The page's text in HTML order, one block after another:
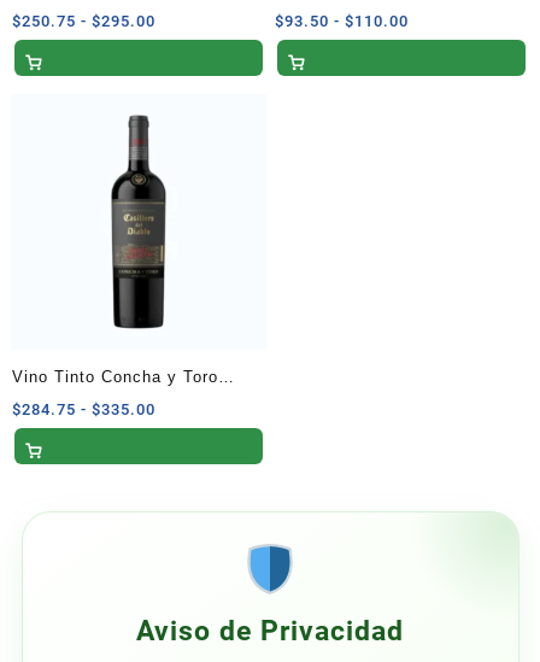
Privada Nebbiolo 750 ml
$250.75 - $295.00
de
$295.00
750 ml
$93.50 - $110.00
de
Vino Tinto Concha y Toro
Casillero del Diablo Devil’s
Collection 750 ml
$284.75 - $335.00
de
$284.75
Aviso de Privacidad